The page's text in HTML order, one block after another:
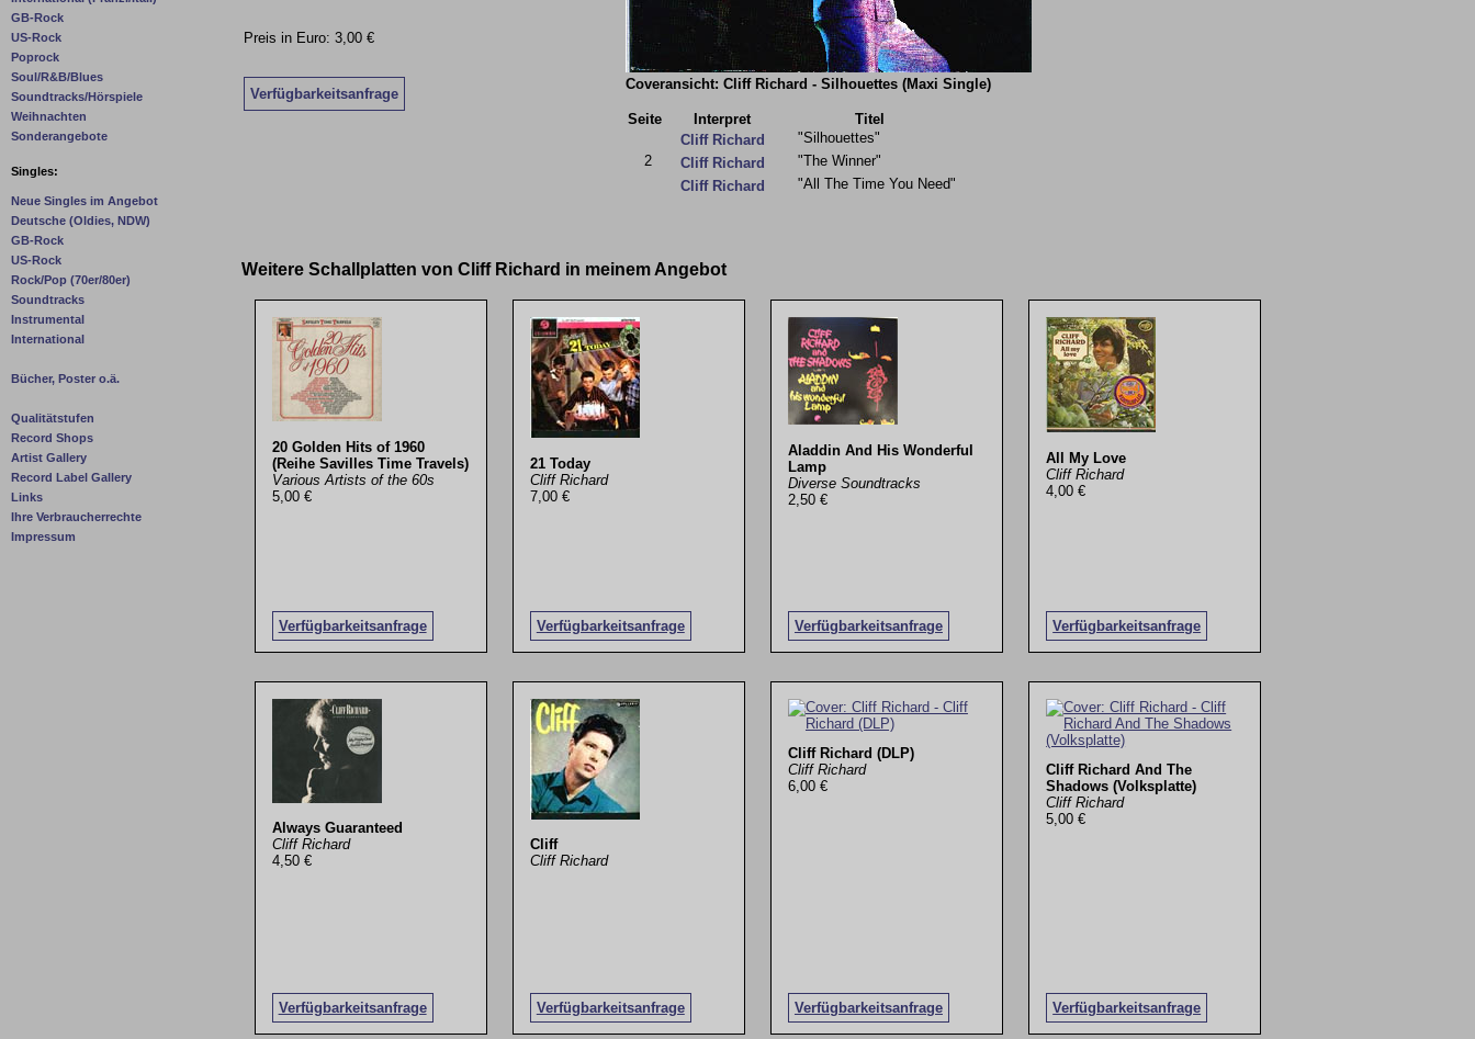
GB-Rock
US-Rock
Poprock
Soul/R&B/Blues
Soundtracks/Hörspiele
Weihnachten
Sonderangebote
Singles:
Neue Singles im Angebot
Deutsche (Oldies, NDW)
GB-Rock
US-Rock
Rock/Pop (70er/80er)
Soundtracks
Instrumental
International
Bücher, Poster o.ä.
Qualitätstufen
Record Shops
Artist Gallery
Record Label Gallery
Links
Ihre Verbraucherrechte
Impressum
Preis in Euro: 3,00 €
Verfügbarkeitsanfrage
Coveransicht: Cliff Richard - Silhouettes (Maxi Single)
Seite Interpret
Titel
Cliff Richard
"Silhouettes"
2
Cliff Richard
"The Winner"
Cliff Richard
"All The Time You Need"
Weitere Schallplatten von Cliff Richard in meinem Angebot
20 Golden Hits of 1960
(Reihe Savilles Time Travels)
Various Artists of the 60s
5,00 €
Verfügbarkeitsanfrage
21 Today
Cliff Richard
7,00 €
Verfügbarkeitsanfrage
Aladdin And His Wonderful
Lamp
Diverse Soundtracks
2,50 €
Verfügbarkeitsanfrage
All My Love
Cliff Richard
4,00 €
Verfügbarkeitsanfrage
Always Guaranteed
Cliff Richard
4,50 €
Verfügbarkeitsanfrage
Cliff
Cliff Richard
Verfügbarkeitsanfrage
Cliff Richard (DLP)
Cliff Richard
6,00 €
Verfügbarkeitsanfrage
Cliff Richard And The
Shadows (Volksplatte)
Cliff Richard
5,00 €
Verfügbarkeitsanfrage